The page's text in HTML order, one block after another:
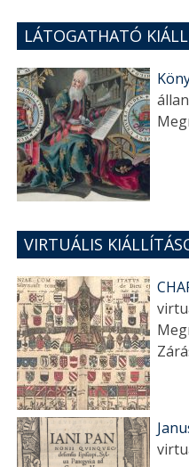
LÁTOGATHATÓ
VIRTUÁLIS